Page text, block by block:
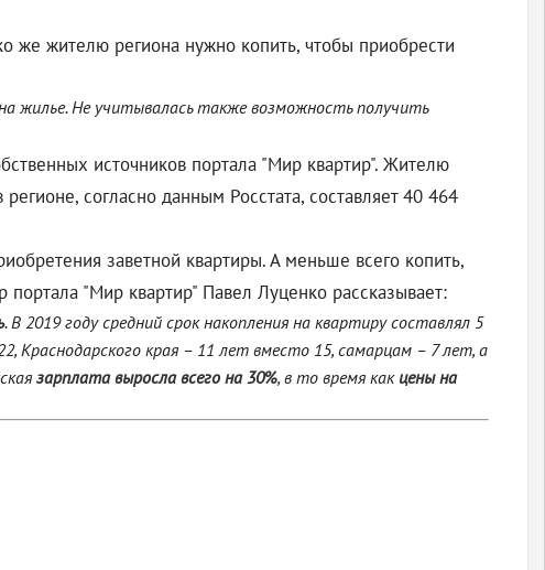
же жителю региона нужно копить, чтобы приобрести
жилье. Не учитывалась также возможность получить
источников портала "Мир квартир". Жителю
согласно данным Росстата, составляет 40 464
заветной квартиры. А меньше всего копить,
"Мир квартир" Павел Луценко рассказывает:
. В 2019 году средний срок накопления на квартиру составлял 5
Краснодарского края – 11 лет вместо 15, самарцам – 7 лет, а
зарплата выросла всего на 30%, в то время как цены на